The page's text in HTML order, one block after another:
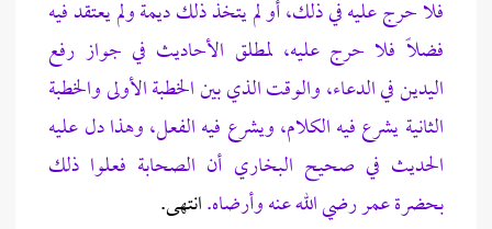
فلا حرج عليه في ذلك، أو لم يتخذ ذلك ديمة ولم يعتقد فيه
فضلاً فلا حرج عليه، لمطلق الأحاديث في جواز رفع
اليدين في الدعاء، والوقت الذي بين الخطبة الأولى والخطبة
الثانية يشرع فيه الكلام، ويشرع فيه الفعل، وهذا دل عليه
الحديث في صحيح البخاري أن الصحابة فعلوا ذلك
بحضرة عمر رضي الله عنه وأرضاه.انتهى.